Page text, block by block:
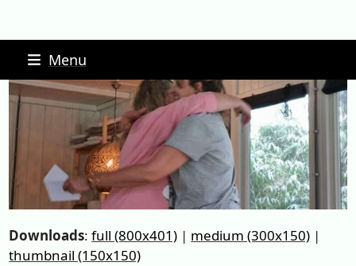
content
Menu
Downloads:full (800x401) | medium (300x150) |
thumbnail (150x150)